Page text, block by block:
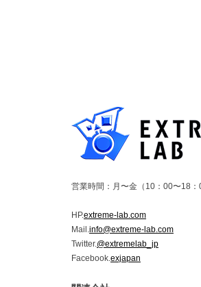
営業時間：月〜金（10：00〜18：
HP.extreme-lab.com
Mail. info@extreme-lab.com
Twitter. @extremelab_jp
Facebook. exjapan